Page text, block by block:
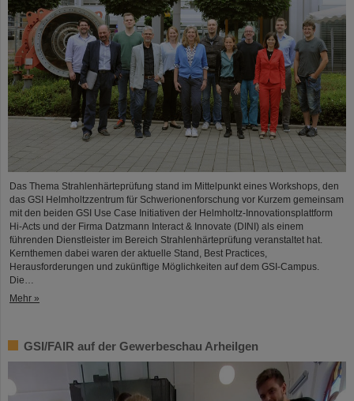
Das Thema Strahlenhärteprüfung stand im Mittelpunkt eines Workshops, den
das GSI Helmholtzzentrum für Schwerionenforschung vor Kurzem gemeinsam
mit den beiden GSI Use Case Initiativen der Helmholtz-Innovationsplattform
Hi-Acts und der Firma Datzmann Interact & Innovate (DINI) als einem
führenden Dienstleister im Bereich Strahlenhärteprüfung veranstaltet hat.
Kernthemen dabei waren der aktuelle Stand, Best Practices,
Herausforderungen und zukünftige Möglichkeiten auf dem GSI-Campus.
Die…
Mehr »
GSI/FAIR auf der Gewerbeschau Arheilgen